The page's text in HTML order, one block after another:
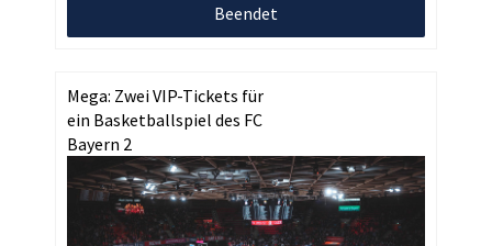
Beendet
Mega: Zwei VIP-Tickets für
ein Basketballspiel des FC
Bayern 2